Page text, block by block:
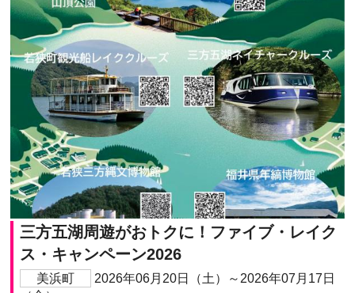
三方五湖周遊がおトクに！ファイブ・レイク
ス・キャンペーン2026
美浜町
2026年06月20日（土）～2026年07月17日